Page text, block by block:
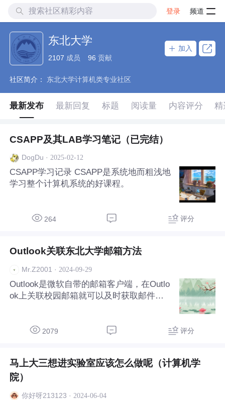
登录 频道
东北大学
2107 成员 96 贡献
加入
社区简介： 东北大学计算机类专业社区
最新发布 最新回复 标题 阅读量 内容评分 精
CSAPP及其LAB学习笔记（已完结）
DogDu · 2025-02-12
CSAPP学习记录 CSAPP是系统地而粗浅地
学习整个计算机系统的好课程。
264 评分
Outlook关联东北大学邮箱方法
Mr.Z2001 · 2024-09-29
Outlook是微软自带的邮箱客户端，在Outlo
ok上关联校园邮箱就可以及时获取邮件通
k，选择新增账户。弹出一个输入框，直接
2079 评分
马上大三想进实验室应该怎么做呢（计算机学
院）
你好呀213123 · 2024-06-04